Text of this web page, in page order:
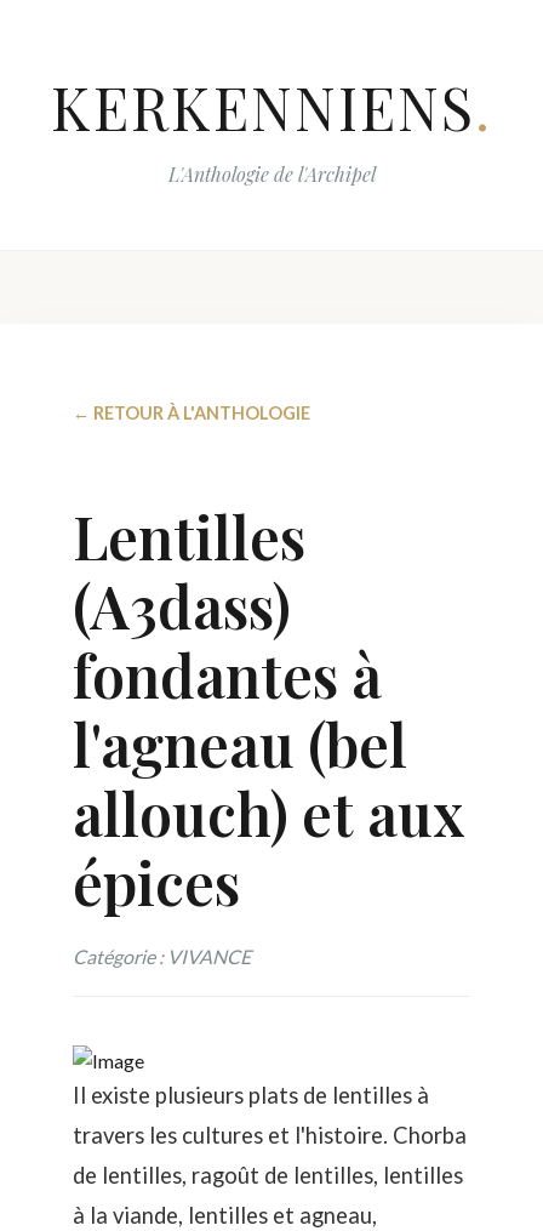
KERKENNIENS.
L'Anthologie de l'Archipel
← RETOUR À L'ANTHOLOGIE
Lentilles
(A3dass)
fondantes à
l'agneau (bel
allouch) et aux
épices
Catégorie : VIVANCE
Il existe plusieurs plats de lentilles à
travers les cultures et l'histoire. Chorba
de lentilles, ragoût de lentilles, lentilles
à la viande, lentilles et agneau,